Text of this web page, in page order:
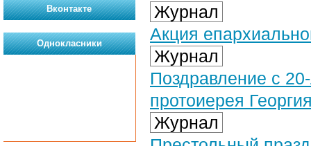
Журнал
Акция
Журнал
Поздравление с
протоиерея
Журнал
Вконтакте
Однокласники